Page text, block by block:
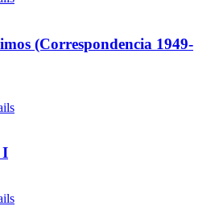
(Correspondencia 1949-
I